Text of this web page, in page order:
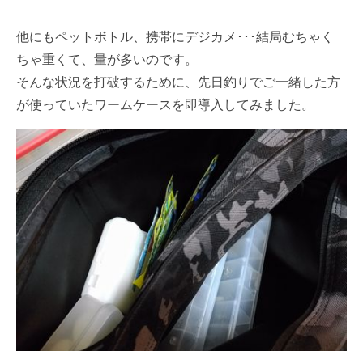
他にもペットボトル、携帯にデジカメ･･･結局むちゃく
ちゃ重くて、量が多いのです。
そんな状況を打破するために、先日釣りでご一緒した方
が使っていたワームケースを即導入してみました。